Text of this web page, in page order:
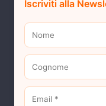
Iscriviti alla